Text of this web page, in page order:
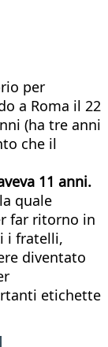
per
a Roma il 22
(ha tre anni
che il
11 anni.
quale
far ritorno in
i fratelli,
diventato
etichette